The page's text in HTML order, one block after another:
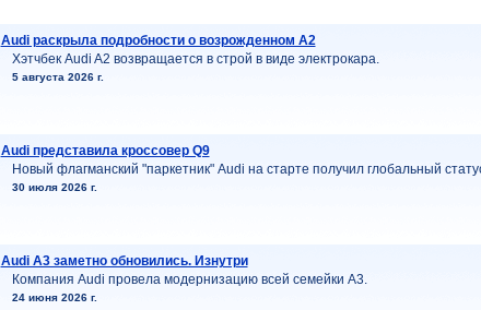
Audi раскрыла подробности о возрожденном A2
Хэтчбек Audi A2 возвращается в строй в виде электрокара.
5 августа 2026 г.
Audi представила кроссовер Q9
Новый флагманский "паркетник" Audi на старте получил глобальный
30 июля 2026 г.
Audi A3 заметно обновились. Изнутри
Компания Audi провела модернизацию всей семейки A3.
24 июня 2026 г.